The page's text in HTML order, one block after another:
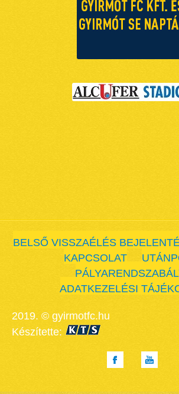
BELSŐ VISSZAÉLÉS
KAPCSOLAT
ADATKEZELÉSI
2019. © gyirmotfc.hu
Készítette: